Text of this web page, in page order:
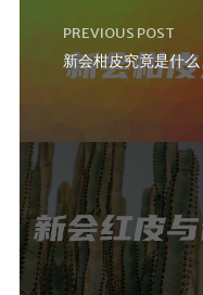
PREVIOUS POST
新会柑皮究竟是什么